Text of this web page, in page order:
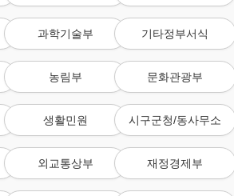
과학기술부 기타정부서식
농림부 문화관광부
생활민원 시구군청/동사무소
외교통상부 재정경제부